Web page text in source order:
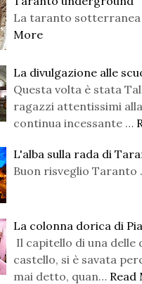
La taranto
More
La divulgazione alle
Questa volta è stata
ragazzi attentissimi
continua incessante …
L'alba sulla rada di
Buon risveglio Taranto
La colonna dorica di
Il capitello di una delle
castello, si è savata
mai detto, quan… Read